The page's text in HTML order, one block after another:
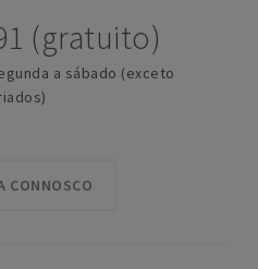
(gratuito)
a sábado (exceto
CONNOSCO